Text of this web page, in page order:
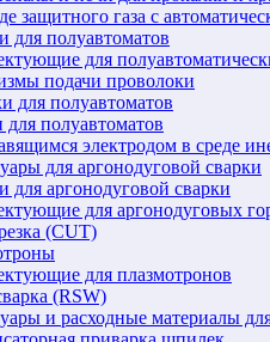
защитного газа с
для полуавтоматов
для
подачи проволоки
для полуавтоматов
для полуавтоматов
электродом в среде
для аргонодуговой сварки
для аргонодуговой сварки
для аргонодуговых
(CUT)
для плазмотронов
(RSW)
и расходные материалы